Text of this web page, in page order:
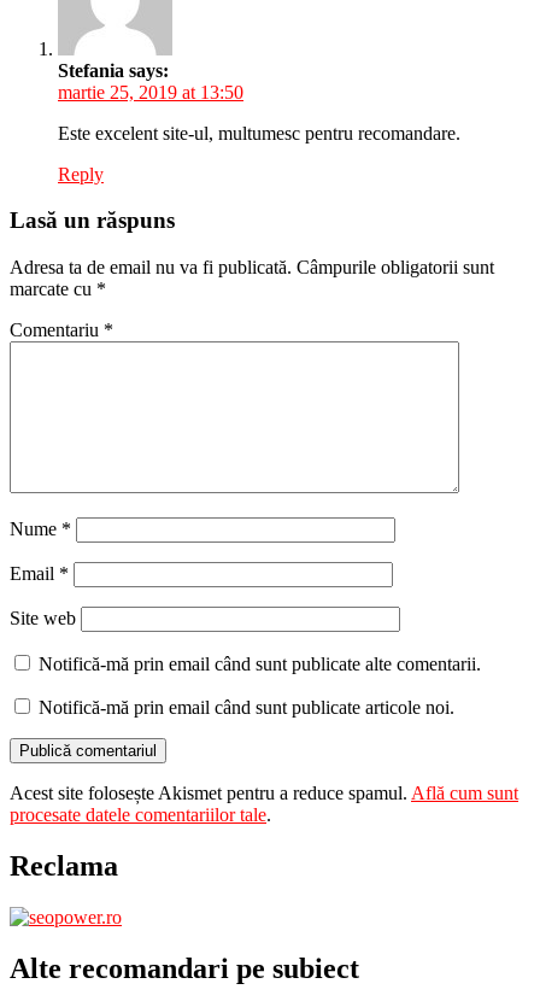
Stefania says:
martie 25, 2019 at 13:50
Este excelent site-ul, multumesc pentru recomandare.
Reply
Lasă un răspuns
Adresa ta de email nu va fi publicată. Câmpurile obligatorii sunt
marcate cu *
Comentariu *
Nume *
Email *
Site web
Notifică-mă prin email când sunt publicate alte comentarii.
Notifică-mă prin email când sunt publicate articole noi.
Acest site folosește Akismet pentru a reduce spamul. Află cum sunt
procesate datele comentariilor tale.
Reclama
Alte recomandari pe subiect